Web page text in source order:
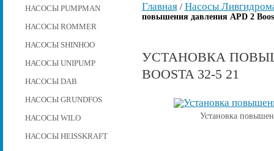
НАСОСЫ PUMPMAN
НАСОСЫ ROMMER
НАСОСЫ SHINHOO
НАСОСЫ UNIPUMP
НАСОСЫ DAB
НАСОСЫ GRUNDFOS
НАСОСЫ WILO
НАСОСЫ HEISSKRAFT
Главная/ Насосы
повышения давления APD 2
УСТАНОВКА
BOOSTA 32-5 21
Установка